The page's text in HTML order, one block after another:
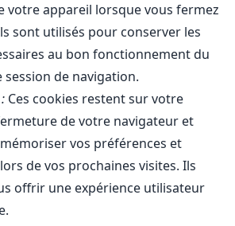
votre appareil lorsque vous fermez
sont utilisés pour conserver les
au bon fonctionnement du
de navigation.
Ces cookies restent sur votre
de votre navigateur et
vos préférences et
de vos prochaines visites. Ils
offrir une expérience utilisateur